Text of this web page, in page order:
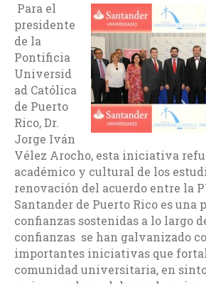
Para el
presidente
de la
Pontificia
Universid
ad Católica
de Puerto
Rico, Dr.
Jorge Iván
Vélez Arocho, esta iniciativa
académico y cultural de los
renovación del acuerdo entre la
Santander de Puerto Rico es una
confianzas sostenidas a lo largo
confianzas se han galvanizado
importantes iniciativas que
comunidad universitaria, en